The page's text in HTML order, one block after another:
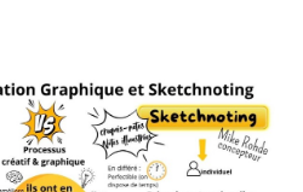
et accessible à tous, y
pense pas "doué.e" pour le
je m'engage à vous